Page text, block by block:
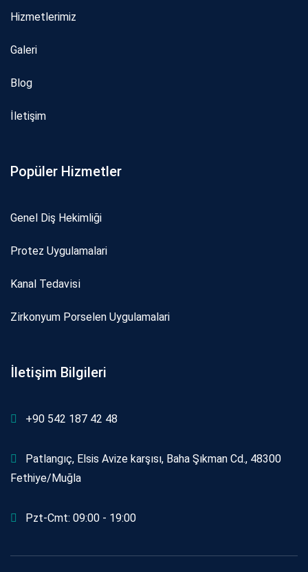
Hizmetlerimiz
Galeri
Blog
İletişim
Popüler Hizmetler
Genel Diş Hekimliği
Protez Uygulamalari
Kanal Tedavi̇si̇
Zi̇rkonyum Porselen Uygulamalari
İletişim Bilgileri
+90 542 187 42 48
Patlangıç, Elsis Avize karşısı, Baha Şıkman Cd., 48300
Fethiye/Muğla
Pzt-Cmt: 09:00 - 19:00